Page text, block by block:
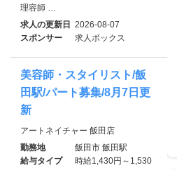
理容師 …
求人の更新日 2026-08-07
スポンサー
求人ボックス
美容師・スタイリスト/飯
田駅/パート募集/8月7日更
新
アートネイチャー 飯田店
勤務地
飯田市 飯田駅
給与タイプ
時給1,430円～1,530